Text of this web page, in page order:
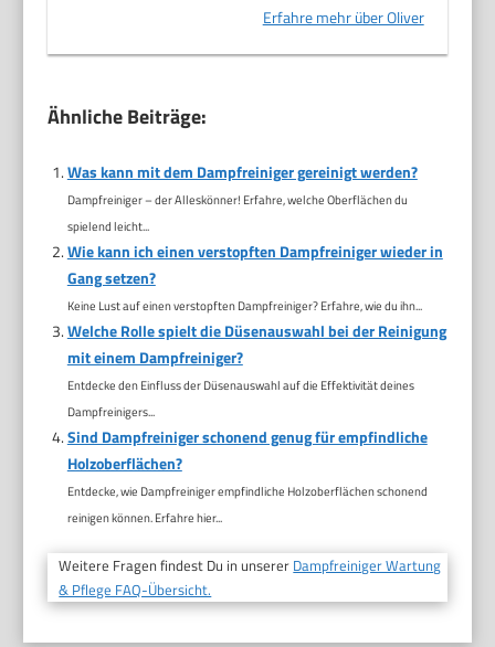
Erfahre mehr über Oliver
Ähnliche Beiträge:
Was kann mit dem Dampfreiniger gereinigt werden?
Dampfreiniger – der Alleskönner! Erfahre, welche Oberflächen du
spielend leicht...
Wie kann ich einen verstopften Dampfreiniger wieder in
Gang setzen?
Keine Lust auf einen verstopften Dampfreiniger? Erfahre, wie du ihn...
Welche Rolle spielt die Düsenauswahl bei der Reinigung
mit einem Dampfreiniger?
Entdecke den Einfluss der Düsenauswahl auf die Effektivität deines
Dampfreinigers...
Sind Dampfreiniger schonend genug für empfindliche
Holzoberflächen?
Entdecke, wie Dampfreiniger empfindliche Holzoberflächen schonend
reinigen können. Erfahre hier...
Weitere Fragen findest Du in unserer Dampfreiniger Wartung
& Pflege FAQ-Übersicht.